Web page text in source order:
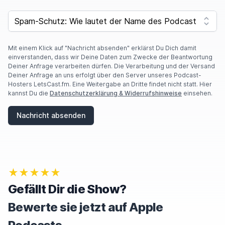
verkauft äh an Gastronomie, an Großküchen, an
kleinere Geschäfte und und und und da macht es
zu erreichen.
Absolut und.
Da ist mir aufgefallen und deswegen habe ich
dich heute auch eingeladen im Podcast. Du hast
zugesagt und ich war so ein bisschen am Anfang,
Der hat jetzt wirklich schon so viele in seinem
Pod.
Bin so ein kleines äh Podcast Kollegenlicht
SPAM CAPTCHA
Mit einem Klick auf "Nachricht absenden" erklärst Du Dich damit
einverstanden, dass wir Deine Daten zum Zwecke der Beantwortung
Deiner Anfrage verarbeiten dürfen. Die Verarbeitung und der Versand
Deiner Anfrage an uns erfolgt über den Server unseres Podcast-
Hosters LetsCast.fm. Eine Weitergabe an Dritte findet nicht statt. Hier
kannst Du die Datenschutzerklärung & Widerrufshinweise einsehen.
Nachricht absenden
★★★★★
Gefällt Dir die Show?
Bewerte sie jetzt auf Apple